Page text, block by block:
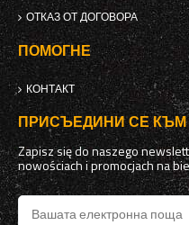
ОТКАЗ ОТ ДОГОВОРА
ПОМОГНЕ
КОНТАКТ
ПРИСЪЕДИНИ СЕ
Zapisz się do naszego
nowościach i promocjach na